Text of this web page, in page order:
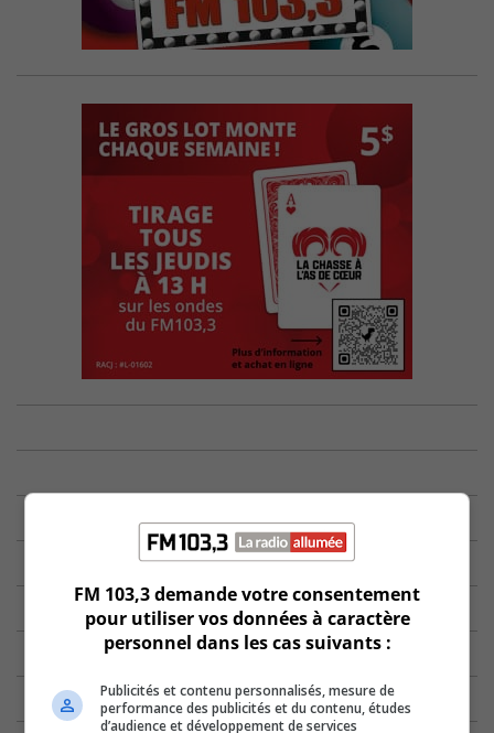
FM 103,3 demande votre consentement
pour utiliser vos données à caractère
personnel dans les cas suivants :
Publicités et contenu personnalisés, mesure de
performance des publicités et du contenu, études
d’audience et développement de services